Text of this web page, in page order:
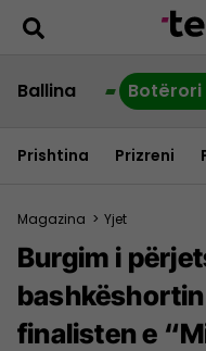
Ballina Botërori
Prishtina Prizreni
Magazina > Yjet
Burgim i
finalisten e